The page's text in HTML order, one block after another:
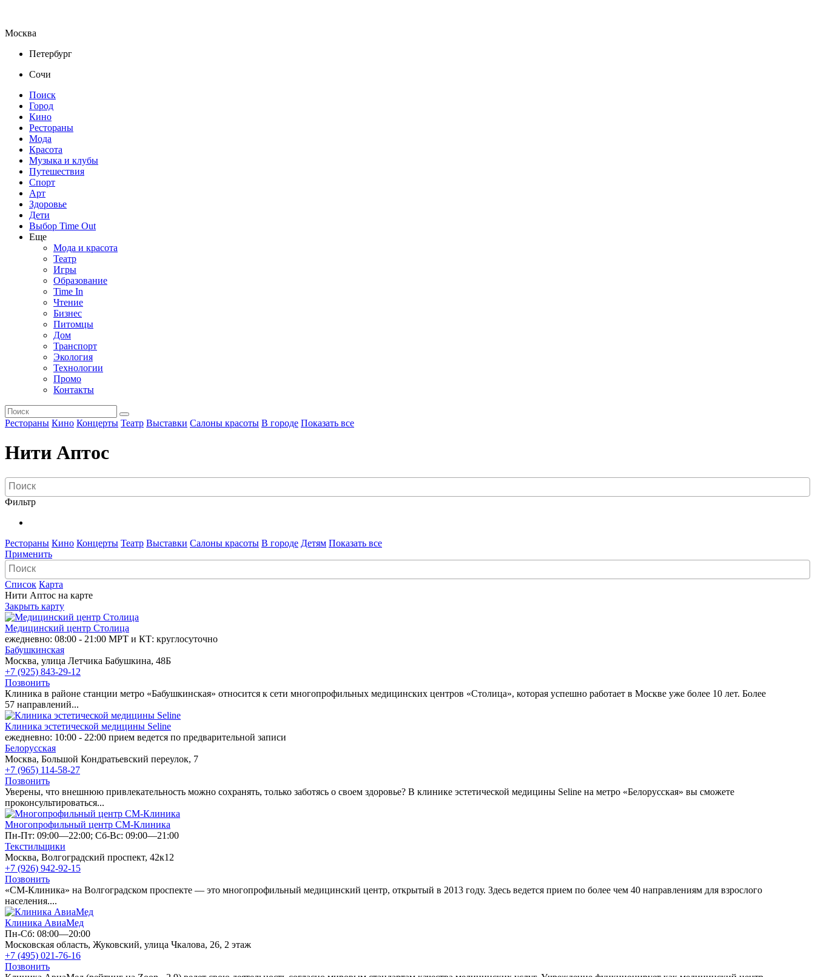
Москва
Петербург
Сочи
Поиск
Город
Кино
Рестораны
Мода
Красота
Музыка и клубы
Путешествия
Спорт
Арт
Здоровье
Дети
Выбор Time Out
Еще
Мода и красота
Театр
Игры
Образование
Time In
Чтение
Бизнес
Питомцы
Дом
Транспорт
Экология
Технологии
Промо
Контакты
Рестораны Кино Концерты Театр Выставки Салоны красоты В городе Показать все
Нити Аптос
Фильтр
Рестораны Кино Концерты Театр Выставки Салоны красоты В городе Детям Показать все
Применить
Список Карта
Нити Аптос на карте
Закрыть карту
Медицинский центр Столица
ежедневно: 08:00 - 21:00 МРТ и КТ: круглосуточно
Бабушкинская
Москва, улица Летчика Бабушкина, 48Б
+7 (925) 843-29-12
Позвонить
Клиника в районе станции метро «Бабушкинская» относится к сети многопрофильных медицинских центров «Столица», которая успешно работает в Москве уже более 10 лет. Более
57 направлений...
Клиника эстетической медицины Seline
ежедневно: 10:00 - 22:00 прием ведется по предварительной записи
Белорусская
Москва, Большой Кондратьевский переулок, 7
+7 (965) 114-58-27
Позвонить
Уверены, что внешнюю привлекательность можно сохранять, только заботясь о своем здоровье? В клинике эстетической медицины Seline на метро «Белорусская» вы сможете
проконсультироваться...
Многопрофильный центр СМ-Клиника
Пн-Пт: 09:00—22:00; Сб-Вс: 09:00—21:00
Текстильщики
Москва, Волгоградский проспект, 42к12
+7 (926) 942-92-15
Позвонить
«СМ-Клиника» на Волгоградском проспекте — это многопрофильный медицинский центр, открытый в 2013 году. Здесь ведется прием по более чем 40 направлениям для взрослого
населения....
Клиника АвиаМед
Пн-Сб: 08:00—20:00
Московская область, Жуковский, улица Чкалова, 26, 2 этаж
+7 (495) 021-76-16
Позвонить